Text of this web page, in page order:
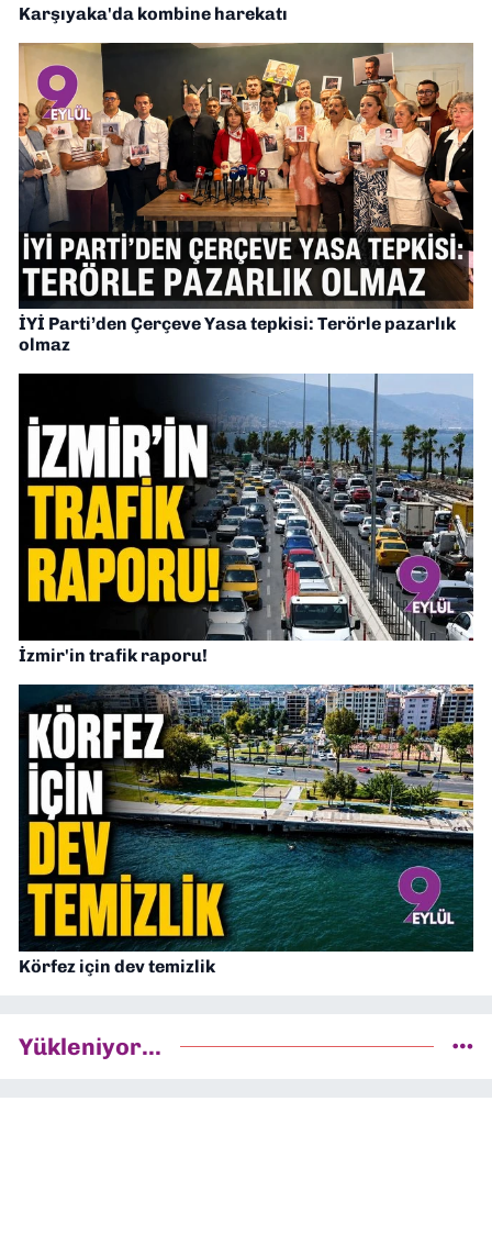
Karşıyaka'da kombine harekatı
İYİ Parti’den Çerçeve Yasa tepkisi: Terörle pazarlık
olmaz
İzmir'in trafik raporu!
Körfez için dev temizlik
Yükleniyor...